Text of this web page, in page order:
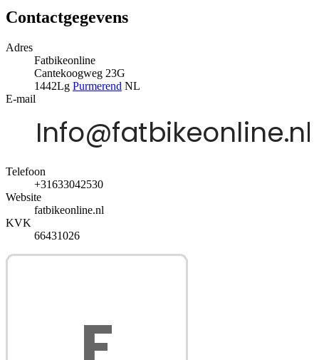
Contactgegevens
Adres
Fatbikeonline
Cantekoogweg 23G
1442Lg Purmerend NL
E-mail
Telefoon
+31633042530
Website
fatbikeonline.nl
KVK
66431026